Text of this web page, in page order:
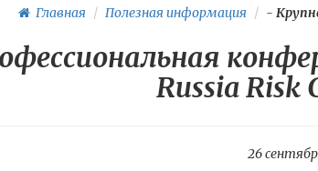
Главная Полезная информация -
Russia Risk
26